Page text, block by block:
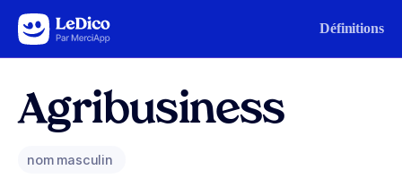
Aller au contenu Définitions
Agribusiness
nom masculin